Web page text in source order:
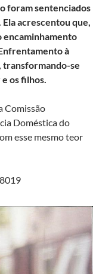
foram sentenciados
acrescentou que,
encaminhamento
à
transformando-se
os filhos.
Comissão
Doméstica do
esse mesmo teor